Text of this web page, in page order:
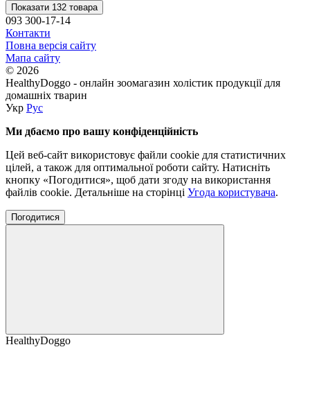
Показати 132 товара
093 300-17-14
Контакти
Повна версія сайту
Мапа сайту
© 2026
HealthyDoggo - онлайн зоомагазин холістик продукції для
домашніх тварин
Укр Рус
Ми дбаємо про вашу конфіденційність
Цей веб-сайт використовує файли cookie для статистичних
цілей, а також для оптимальної роботи сайту. Натисніть
кнопку «Погодитися», щоб дати згоду на використання
файлів cookie. Детальніше на сторінці Угода користувача.
Погодитися
HealthyDoggo